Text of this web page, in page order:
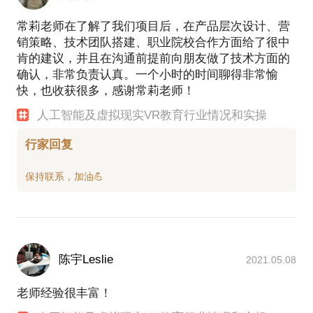
常莉老师在了解了我们项目后，在产品层次设计、营
销策略、技术团队搭建、职业院校合作方面给了很中
肯的建议，并且在沟通前提前向朋友做了技术方面的
确认，非常负责认真。一个小时的时间聊得非常愉
快，也收获很多，感谢常莉老师！
人工智能及虚拟现实VR教育行业情况和实操
行家回复
陈宇Leslie 2021.05.08
老师经验很丰富！